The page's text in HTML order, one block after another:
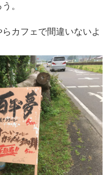
。
カフェで間違いないよ